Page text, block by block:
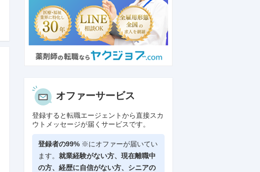
オファーサービス
登録すると転職エージェントから直接スカ
ウトメッセージが届くサービスです。
登録者の99% ※にオファーが届いてい
ます。 就業経験がない方、現在離職中
の方、 経歴に自信がない方、シニアの